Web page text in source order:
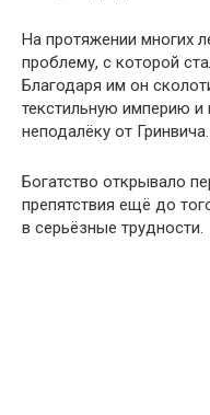
На протяжении многих
проблему, с которой
Благодаря им он
текстильную империю
неподалёку от Гринвича.
Богатство открывало
препятствия ещё до
в серьёзные трудности.